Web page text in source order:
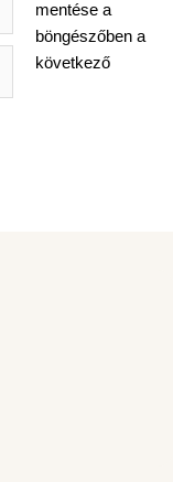
mentése a
böngészőben a
következő